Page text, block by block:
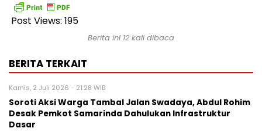
Post Views: 195
Berita ini 12 kali dibaca
BERITA TERKAIT
Kamis, 2 Juli 2026 - 21:28 WIB
Soroti Aksi Warga Tambal Jalan Swadaya, Abdul Rohim
Desak Pemkot Samarinda Dahulukan Infrastruktur
Dasar